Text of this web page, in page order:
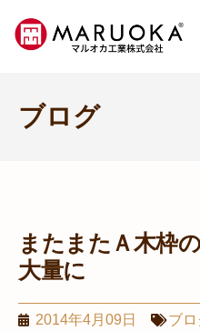
ブログ
またまたＡ木枠
大量に
2014年4月09日 ブ